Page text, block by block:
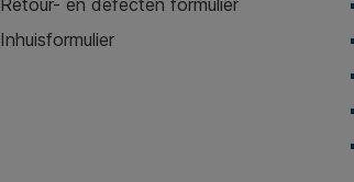
Retour- en defecten formulier
Inhuisformulier